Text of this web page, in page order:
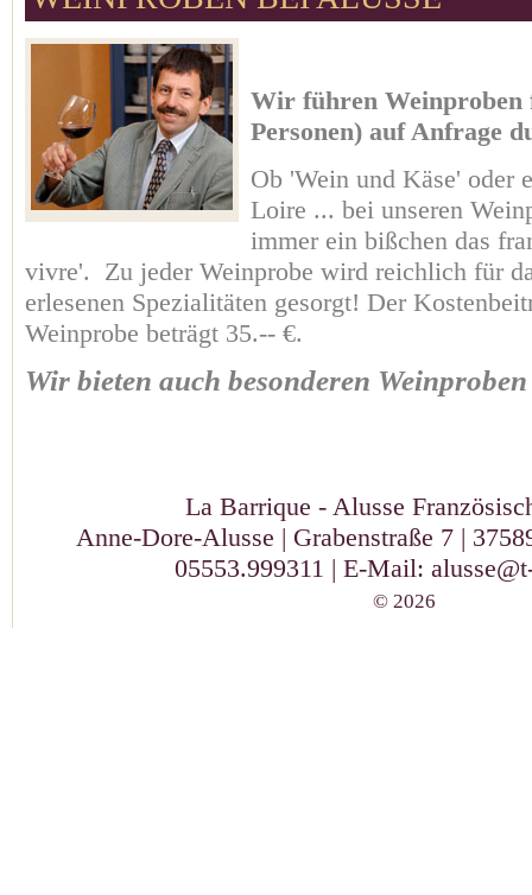
Wir führen Weinproben
Personen) auf Anfrage
Ob 'Wein und Käse' oder
Loire ... bei unseren
immer ein bißchen das
vivre'. Zu jeder Weinprobe wird reichlich für
erlesenen Spezialitäten gesorgt! Der
Weinprobe beträgt 35.-- €.
Wir bieten auch besonderen
La Barrique - Alusse
Anne-Dore-Alusse | Grabenstraße 7 |
05553.999311 | E-Mail:
© 2026